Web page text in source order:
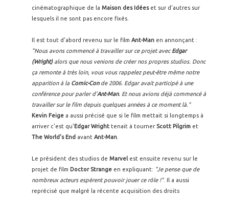
cinématographique de la Maison des Idées et sur d'autres sur
lesquels il ne sont pas encore fixés.
Il est tout d'abord revenu sur le film Ant-Man en annonçant :
"Nous avons commencé à travailler sur ce projet avec Edgar
(Wright)alors que nous venions de créer nos propres studios. Donc
ça remonte à très loin, vous vous rappelez peut-être même notre
apparition à la Comic-Con de 2006. Edgar avait participé à une
conférence pour parler d'Ant-Man. Et nous avions déjà commencé à
travailler sur le film depuis quelques années à ce moment là."
Kevin Feige a aussi précisé que si le film mettait si longtemps à
arriver c'est qu'Edgar Wright tenait à tourner Scott Pilgrim et
The World's End avant Ant-Man
Le président des studios de Marvel est ensuite revenu sur le
projet de film Doctor Strange en expliquant: "Je pense que de
nombreux acteurs espèrent pouvoir jouer ce rôle !". Il a aussi
reprécisé que malgré la récente acquisition des droits